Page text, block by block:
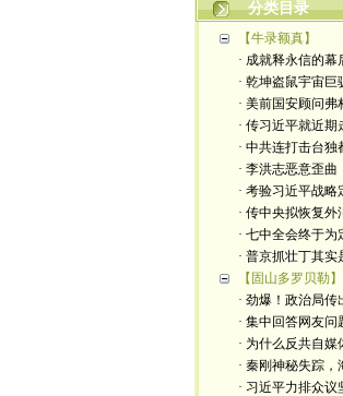
分类目录
【牛录额真】
· 成就释永信的幕
· 乾坤盗鼠宇宙
· 美前国安顾问
· 传习近平就近
· 中共连打击台独
· 李洪志恶意歪
· 考验习近平战
· 传中央拟恢复
· 七中全会终于
· 普京抓壮丁其
【固山多罗贝勒】
· 劲爆！政治局
· 集中回答网友
· 为什么反共自
· 秦刚神秘失踪
· 习近平力排众议